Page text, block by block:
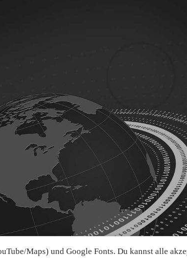
Maps) und Google Fonts. Du kannst alle